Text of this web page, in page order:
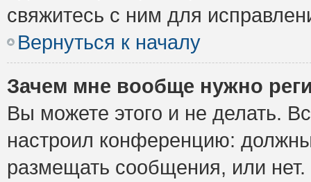
свяжитесь с ним для
Вернуться к началу
Зачем мне вообще нужно
Вы можете этого и не делать.
настроил конференцию:
размещать сообщения, или